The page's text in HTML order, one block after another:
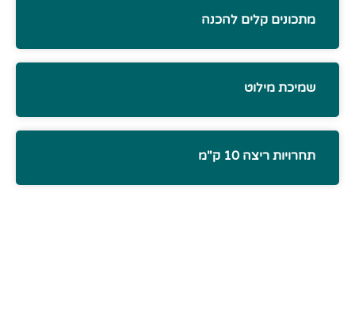
מתכונים קלים להכנה
שמיכת מילוט
תחרויות ריצה 10 ק"מ